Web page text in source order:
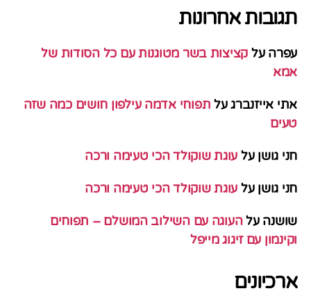
תגובות אחרונות
עפרה על קציצות בשר מטוגנות עם כל הסודות של
אמא
אתי אייזנברגעל תפוחי אדמה עילפון חושים כמה שזה
טעים
חני גושן על עוגת שוקולד הכי טעימה ורכה
חני גושן על עוגת שוקולד הכי טעימה ורכה
שושנה עלהעוגה עם השילוב המושלם – תפוחים
וקינמון עם זיגוג מייפל
ארכיונים